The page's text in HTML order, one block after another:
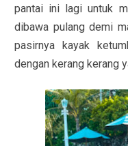
pantai ini lagi untuk
dibawa pulang demi
pasirnya kayak
dengan kerang kerang